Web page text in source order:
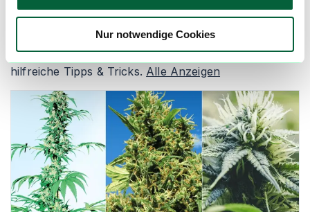
Nur notwendige Cookies
Der flowzz Ratgeber
Unsere Top Listen für Cannabis Strains und weitere
hilfreiche Tipps & Tricks. Alle Anzeigen